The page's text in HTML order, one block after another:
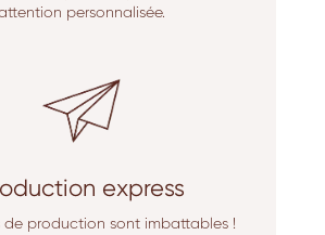
personnalisée.
express
de production sont imbattables !